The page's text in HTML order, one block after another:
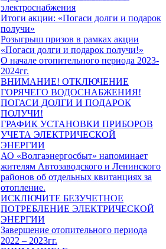
электроснабжения
Итоги акции: «Погаси долги и подарок
получи»
Розыгрыш призов в рамках акции
«Погаси долги и подарок получи!»
О начале отопительного периода 2023-
2024гг.
ВНИМАНИЕ! ОТКЛЮЧЕНИЕ
ГОРЯЧЕГО ВОДОСНАБЖЕНИЯ!
ПОГАСИ ДОЛГИ И ПОДАРОК
ПОЛУЧИ!
ГРАФИК УСТАНОВКИ ПРИБОРОВ
УЧЕТА ЭЛЕКТРИЧЕСКОЙ
ЭНЕРГИИ
АО «Волгаэнергосбыт» напоминает
жителям Автозаводского и Ленинского
районов об отдельных квитанциях за
отопление.
ИСКЛЮЧИТЕ БЕЗУЧЕТНОЕ
ПОТРЕБЛЕНИЕ ЭЛЕКТРИЧЕСКОЙ
ЭНЕРГИИ
Завершение отопительного периода
2022 – 2023гг.